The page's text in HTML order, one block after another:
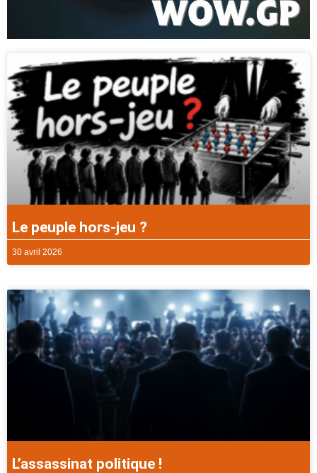
Le peuple hors-jeu ?
30 avril 2026
L’assassinat politique !